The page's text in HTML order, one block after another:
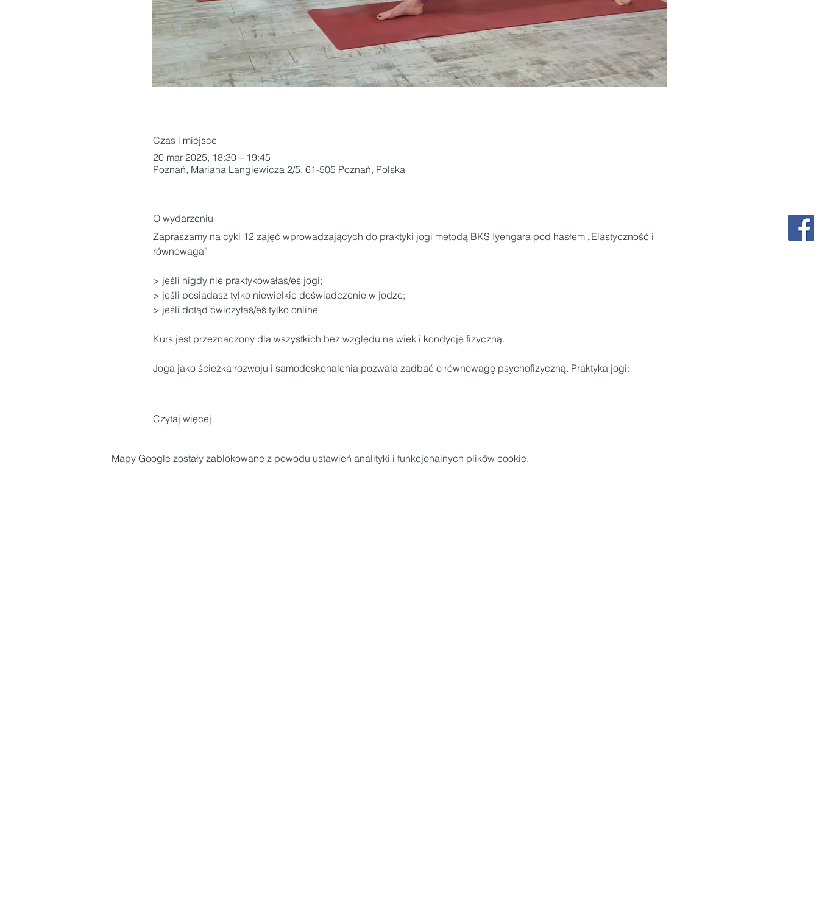
Czas i miejsce
20 mar 2025, 18:30 – 19:45
Poznań, Mariana Langiewicza 2/5, 61-505 Poznań, Polska
O wydarzeniu
Zapraszamy na cykl 12 zajęć wprowadzających do praktyki jogi metodą BKS Iyengara pod hasłem „Elastyczność i
równowaga”
> jeśli nigdy nie praktykowałaś/eś jogi;
> jeśli posiadasz tylko niewielkie doświadczenie w jodze;
> jeśli dotąd ćwiczyłaś/eś tylko online
Kurs jest przeznaczony dla wszystkich bez względu na wiek i kondycję fizyczną.
Joga jako ścieżka rozwoju i samodoskonalenia pozwala zadbać o równowagę psychofizyczną. Praktyka jogi:
Czytaj więcej
Mapy Google zostały zablokowane z powodu ustawień analityki i funkcjonalnych plików cookie.